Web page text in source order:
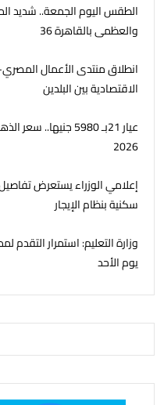
الطقس اليوم الجمعة.. شديد
والعظمى بالقاهرة 36
انطلاق منتدى الأعمال
الاقتصادية بين البلدين
2026
إعلامي الوزراء يستعرض
سكنية بنظام الإيجار
وزارة التعليم: استمرار التقدم
يوم الأحد